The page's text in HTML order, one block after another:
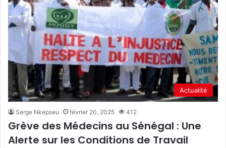
Actualité
Serge Nkepseu février 20, 2025 412
Grève des Médecins au Sénégal : Une
Alerte sur les Conditions de Travail